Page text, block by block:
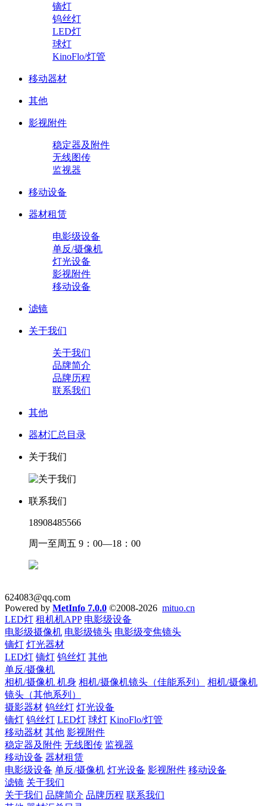
镝灯
钨丝灯
LED灯
球灯
KinoFlo/灯管
移动器材
其他
影视附件
稳定器及附件
无线图传
监视器
移动设备
器材租赁
电影级设备
单反/摄像机
灯光设备
影视附件
移动设备
滤镜
关于我们
关于我们
品牌简介
品牌历程
联系我们
其他
器材汇总目录
关于我们
联系我们
18908485566
周一至周五 9：00—18：00
624083@qq.com
Powered by MetInfo 7.0.0 ©2008-2026 mituo.cn
LED灯 租机机APP 电影级设备
电影级摄像机 电影级镜头 电影级变焦镜头
镝灯 灯光器材
LED灯 镝灯 钨丝灯 其他
单反/摄像机
相机/摄像机 机身 相机/摄像机镜头（佳能系列）
相机/摄像机
镜头（其他系列）
摄影器材 钨丝灯 灯光设备
镝灯 钨丝灯 LED灯 球灯 KinoFlo/灯管
移动器材 其他 影视附件
稳定器及附件 无线图传 监视器
移动设备 器材租赁
电影级设备 单反/摄像机 灯光设备 影视附件 移动设备
滤镜 关于我们
关于我们 品牌简介 品牌历程 联系我们